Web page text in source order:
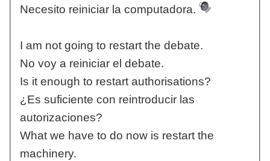
Necesito reiniciar la computadora.
I am not going to restart the debate.
No voy a reiniciar el debate.
Is it enough to restart authorisations?
¿Es suficiente con reintroducir las
autorizaciones?
What we have to do now is restart the
machinery.